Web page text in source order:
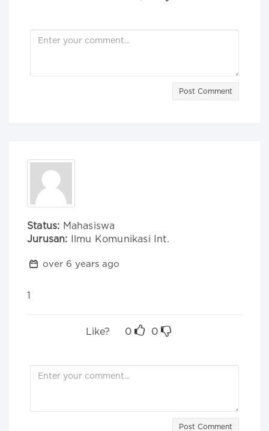
Post Comment
Status: Mahasiswa
Jurusan: Ilmu Komunikasi Int.
over 6 years ago
1
Like? 0 0
Post Comment